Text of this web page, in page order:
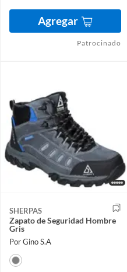
Agregar
Patrocinado
SHERPAS
Zapato de Seguridad Hombre
Gris
Por Gino S.A